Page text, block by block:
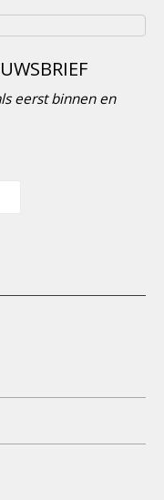
eerst binnen en